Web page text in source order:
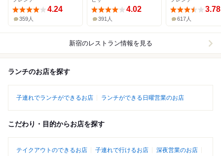
4.24
359人
4.02
391人
3.78
617人
新宿のレストラン情報を見る
ランチのお店を探す
子連れでランチができるお店 ランチができる日曜営業のお店
こだわり・目的からお店を探す
テイクアウトのできるお店 子連れで行けるお店
深夜営業のお店